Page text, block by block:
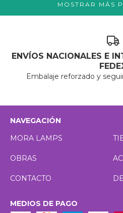
MOSTRAR MÁS
ENVÍOS NACIONALES E
Embalaje reforzado y
NAVEGACIÓN
MORA LAMPS
OBRAS
CONTACTO
MEDIOS DE PAGO